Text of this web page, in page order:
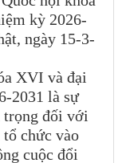
kỳ 2026-
ngày 15-3-
XVI và đại
2031 là sự
trọng đối với
chức vào
cuộc đổi